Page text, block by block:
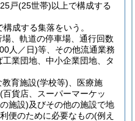
戸(25世帯)以上で構成する
成する集落をいう。
、軌道の停車場、通行回数
人／日)等、その他流通業務
工業団地、中小企業団地、タ
育施設(学校等) 、医療施
(百貨店、スーパーマーケッ
施設)及びその他の施設で地
便のために必要なもの(例え